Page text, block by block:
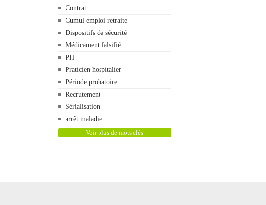
Contrat
Cumul emploi retraite
Dispositifs de sécurité
Médicament falsifié
PH
Praticien hospitalier
Période probatoire
Recrutement
Sérialisation
arrêt maladie
Voir plus de mots clés